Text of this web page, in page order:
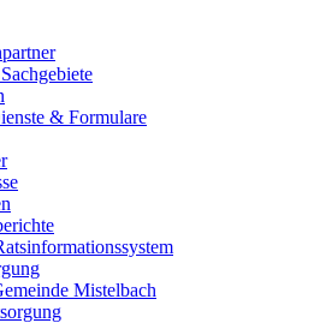
& Formulare
Mistelbach